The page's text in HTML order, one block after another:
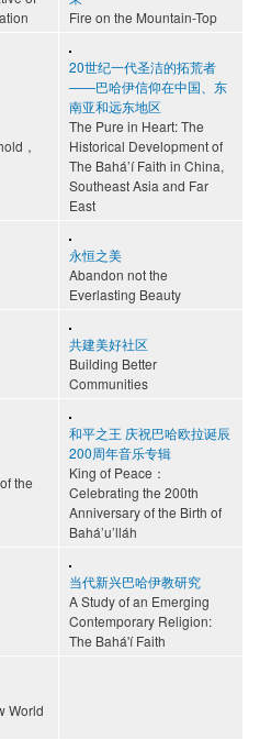
Fire on the Mountain-Top
，
20世纪一代圣洁的拓荒者
——巴哈伊信仰在中国、东
南亚和远东地区
The Pure in Heart: The
Historical Development of
The Bahá’í Faith in China,
Southeast Asia and Far
East
永恒之美
Abandon not the
Everlasting Beauty
共建美好社区
Building Better
Communities
the
和平之王 庆祝巴哈欧拉诞辰
200周年音乐专辑
King of Peace：
Celebrating the 200th
Anniversary of the Birth of
Bahá’u’lláh
当代新兴巴哈伊教研究
A Study of an Emerging
Contemporary Religion:
The Bahá'í Faith
World